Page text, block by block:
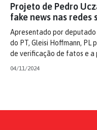
Projeto de Pedro
fake news nas redes
Apresentado por
do PT, Gleisi Hoffmann, PL
de verificação de fatos e a
04/11/2024